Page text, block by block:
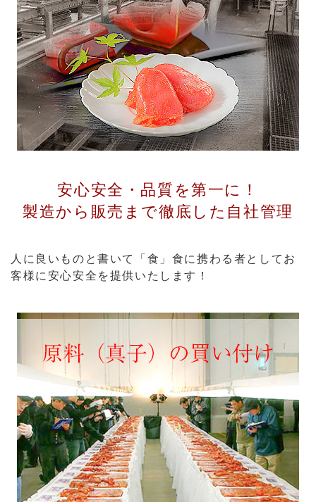
安心安全・品質を第一に！
製造から販売まで徹底した自社管理
人に良いものと書いて「食」食に携わる者としてお
客様に安心安全を提供いたします！